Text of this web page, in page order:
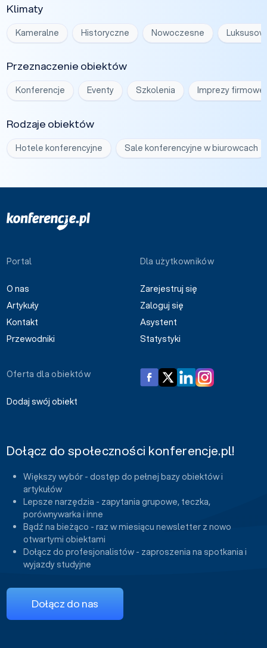
Klimaty
Kameralne Historyczne Nowoczesne
Przeznaczenie obiektów
Konferencje Eventy Szkolenia Imprezy firmowe
Rodzaje obiektów
Hotele konferencyjne Sale konferencyjne w biurowcach
Portal
O nas
Artykuły
Kontakt
Przewodniki
Dla użytkowników
Zarejestruj się
Zaloguj się
Asystent
Statystyki
Oferta dla obiektów
Dodaj swój obiekt
Dołącz do społeczności konferencje.pl!
Większy wybór - dostęp do pełnej bazy obiektów i
artykułów
Lepsze narzędzia - zapytania grupowe, teczka,
porównywarka i inne
Bądź na bieżąco - raz w miesiącu newsletter z nowo
otwartymi obiektami
Dołącz do profesjonalistów - zaproszenia na spotkania i
wyjazdy studyjne
Dołącz do nas